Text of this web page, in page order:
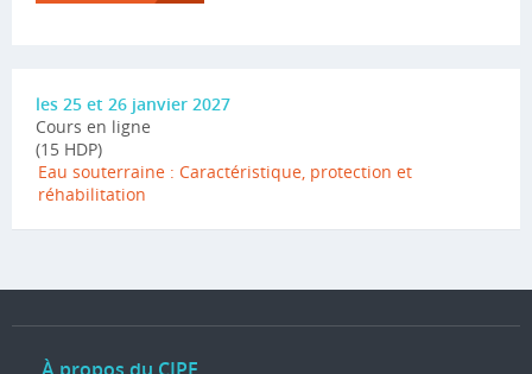
les 25 et 26 janvier 2027
Cours en ligne
(15 HDP)
Eau souterraine : Caractéristique, protection et
réhabilitation